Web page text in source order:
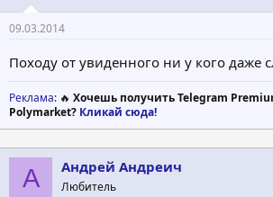
09.03.2014
Походу от увиденного ни у кого даже
Реклама: 🔥 Хочешь получить Telegram
Polymarket? Кликай сюда!
А Андрей Андреич
Любитель